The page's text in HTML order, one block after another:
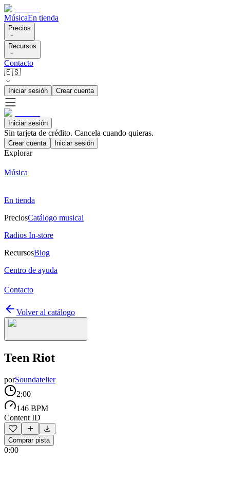
MúsicaEn tienda
Precios
Recursos
Contacto
🇪🇸
Iniciar sesión Crear cuenta
Iniciar sesión
Sin tarjeta de crédito. Cancela cuando quieras.
Crear cuenta Iniciar sesión
Explorar
Música
En tienda
PreciosCatálogo musical
Radios In-store
RecursosBlog
Centro de ayuda
Contacto
Volver al catálogo
Teen Riot
porSoundatelier
2:00
146 BPM
Content ID
Comprar pista
0:00